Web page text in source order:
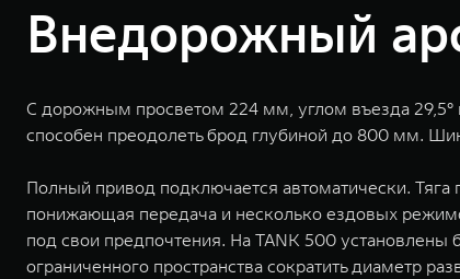
Внедорожный
С дорожным просветом 224 мм, углом въезда 29,5°
способен преодолеть брод глубиной до 800 мм.
Полный привод подключается автоматически.
понижающая передача и несколько ездовых
под свои предпочтения. На TANK 500
ограниченного пространства сократить диаметр